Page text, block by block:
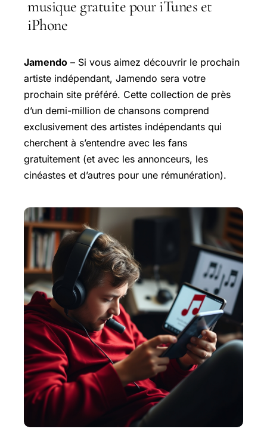
musique gratuite pour iTunes et
iPhone
Jamendo – Si vous aimez découvrir le prochain
artiste indépendant, Jamendo sera votre
prochain site préféré. Cette collection de près
d’un demi-million de chansons comprend
exclusivement des artistes indépendants qui
cherchent à s’entendre avec les fans
gratuitement (et avec les annonceurs, les
cinéastes et d’autres pour une rémunération).